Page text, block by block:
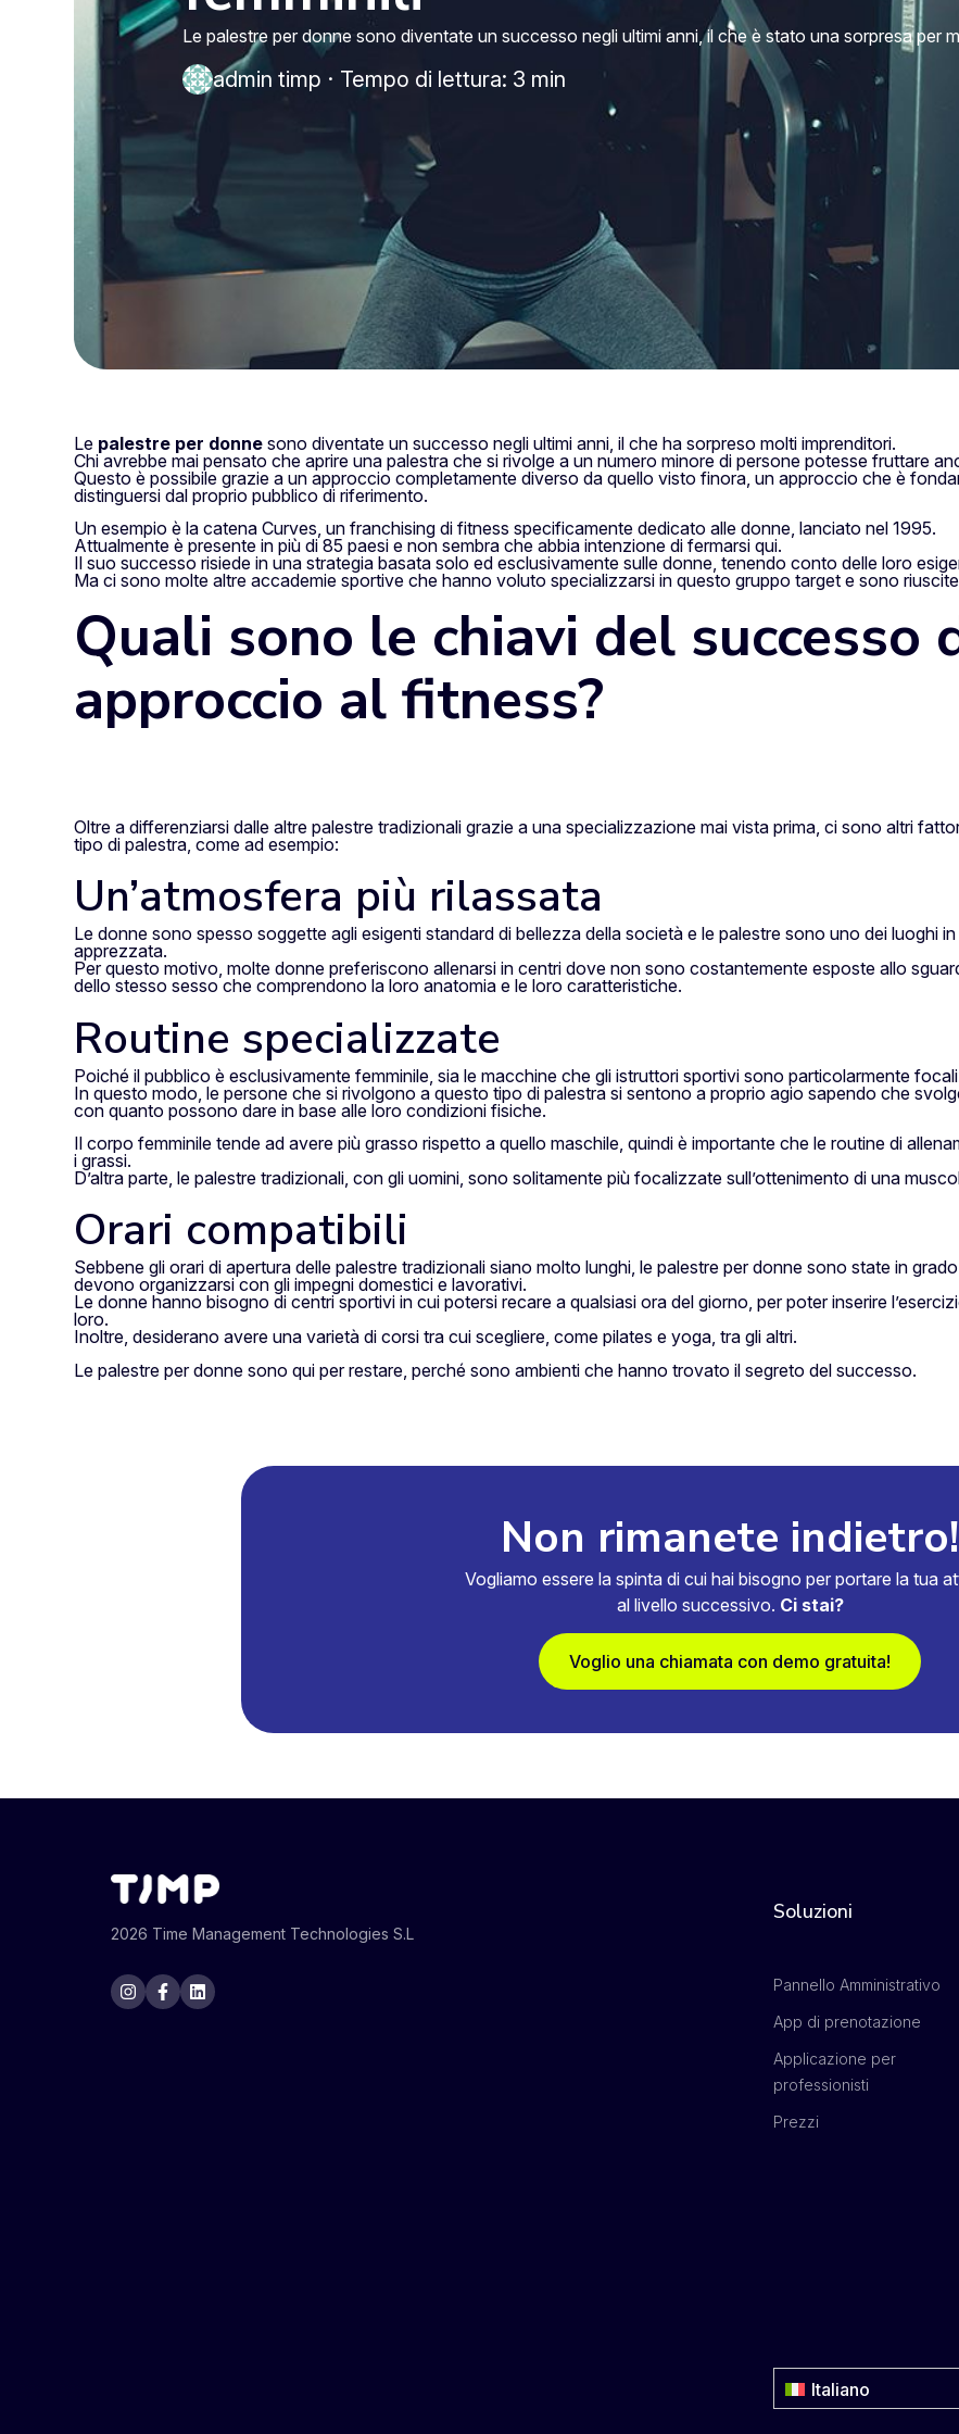
Le palestre per donne sono diventate un successo negli ultimi anni, il che è stato una sorpresa per
admin timp · Tempo di lettura: 3 min
Le palestre per donne sono diventate un successo negli ultimi anni, il che ha sorpreso molti imprenditori.
Chi avrebbe mai pensato che aprire una palestra che si rivolge a un numero minore di persone potesse fruttare
Questo è possibile grazie a un approccio completamente diverso da quello visto finora, un approccio che è
distinguersi dal proprio pubblico di riferimento.
Un esempio è la catena Curves, un franchising di fitness specificamente dedicato alle donne, lanciato nel 1995.
Attualmente è presente in più di 85 paesi e non sembra che abbia intenzione di fermarsi qui.
Il suo successo risiede in una strategia basata solo ed esclusivamente sulle donne, tenendo conto delle loro
Ma ci sono molte altre accademie sportive che hanno voluto specializzarsi in questo gruppo target e sono
Quali sono le chiavi del successo
approccio al fitness?
Oltre a differenziarsi dalle altre palestre tradizionali grazie a una specializzazione mai vista prima, ci sono altri
tipo di palestra, come ad esempio:
Un’atmosfera più rilassata
Le donne sono spesso soggette agli esigenti standard di bellezza della società e le palestre sono uno dei luoghi
apprezzata.
Per questo motivo, molte donne preferiscono allenarsi in centri dove non sono costantemente esposte allo
dello stesso sesso che comprendono la loro anatomia e le loro caratteristiche.
Routine specializzate
Poiché il pubblico è esclusivamente femminile, sia le macchine che gli istruttori sportivi sono particolarmente
In questo modo, le persone che si rivolgono a questo tipo di palestra si sentono a proprio agio sapendo che
con quanto possono dare in base alle loro condizioni fisiche.
Il corpo femminile tende ad avere più grasso rispetto a quello maschile, quindi è importante che le routine di
i grassi.
D’altra parte, le palestre tradizionali, con gli uomini, sono solitamente più focalizzate sull’ottenimento di una
Orari compatibili
Sebbene gli orari di apertura delle palestre tradizionali siano molto lunghi, le palestre per donne sono state in
devono organizzarsi con gli impegni domestici e lavorativi.
Le donne hanno bisogno di centri sportivi in cui potersi recare a qualsiasi ora del giorno, per poter inserire
loro.
Inoltre, desiderano avere una varietà di corsi tra cui scegliere, come pilates e yoga, tra gli altri.
Le palestre per donne sono qui per restare, perché sono ambienti che hanno trovato il segreto del successo.
Non rimanete indietro!
Vogliamo essere la spinta di cui hai bisogno per portare la tua
al livello successivo. Ci stai?
Voglio una chiamata con demo gratuita!
2026 Time Management Technologies S.L
Soluzioni
Pannello Amministrativo
App di prenotazione
Applicazione per
professionisti
Prezzi
Italiano